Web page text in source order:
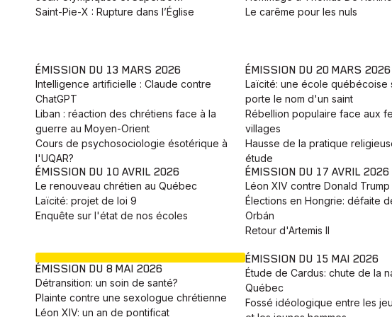
Saint-Pie-X : Rupture dans l’Église
Le carême pour les nuls
ÉMISSION DU 13 MARS 2026
Intelligence artificielle : Claude contre
ChatGPT
Liban : réaction des chrétiens face à la
guerre au Moyen-Orient
Cours de psychosociologie ésotérique à
l'UQAR?
ÉMISSION DU 20 MARS 2026
Laïcité: une école québécoise
porte le nom d'un saint
Rébellion populaire face aux
villages
Hausse de la pratique
étude
ÉMISSION DU 10 AVRIL 2026
Le renouveau chrétien au Québec
Laïcité: projet de loi 9
Enquête sur l'état de nos écoles
ÉMISSION DU 17 AVRIL 2026
Léon XIV contre Donald Trump
Élections en Hongrie: défaite
Orbán
Retour d'Artemis II
ÉMISSION DU 8 MAI 2026
Détransition: un soin de santé?
Plainte contre une sexologue chrétienne
Léon XIV: un an de pontificat
ÉMISSION DU 15 MAI 2026
Étude de Cardus: chute de la
Québec
Fossé idéologique entre les